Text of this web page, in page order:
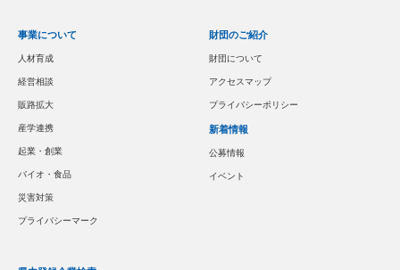
事業について
人材育成
経営相談
販路拡大
産学連携
起業・創業
バイオ・食品
災害対策
プライバシーマーク
財団のご紹介
財団について
アクセスマップ
プライバシーポリシー
新着情報
公募情報
イベント